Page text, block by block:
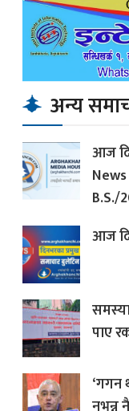
अन्य
आज
B.S./
आज
पाए
‘गगन